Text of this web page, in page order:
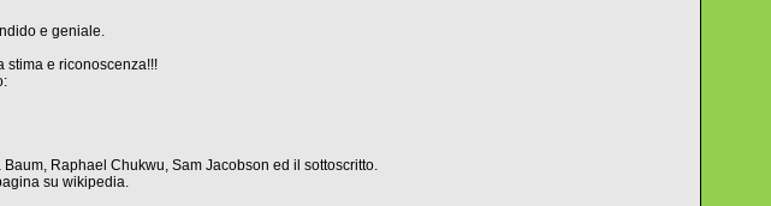
e geniale.
stima e riconoscenza!!!
Raphael Chukwu, Sam Jacobson ed il sottoscritto.
su wikipedia.